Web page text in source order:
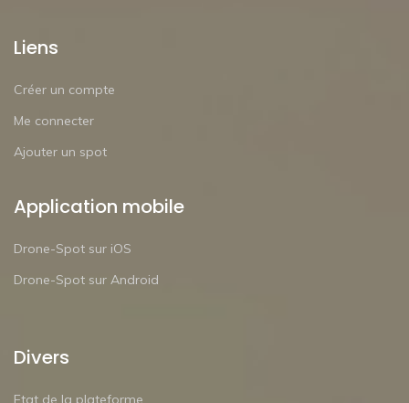
Liens
Créer un compte
Me connecter
Ajouter un spot
Application mobile
Drone-Spot sur iOS
Drone-Spot sur Android
Divers
Etat de la plateforme